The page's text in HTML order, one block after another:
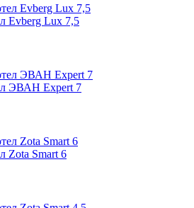
Evberg Lux 7,5
ЭВАН Expert 7
Zota Smart 6